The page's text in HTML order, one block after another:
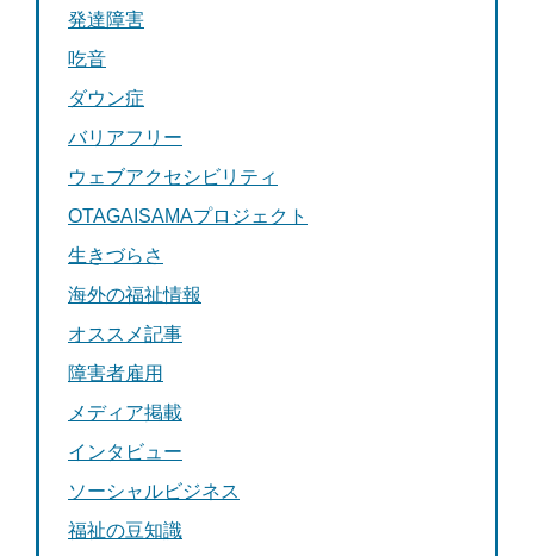
発達障害
吃音
ダウン症
バリアフリー
ウェブアクセシビリティ
OTAGAISAMAプロジェクト
生きづらさ
海外の福祉情報
オススメ記事
障害者雇用
メディア掲載
インタビュー
ソーシャルビジネス
福祉の豆知識